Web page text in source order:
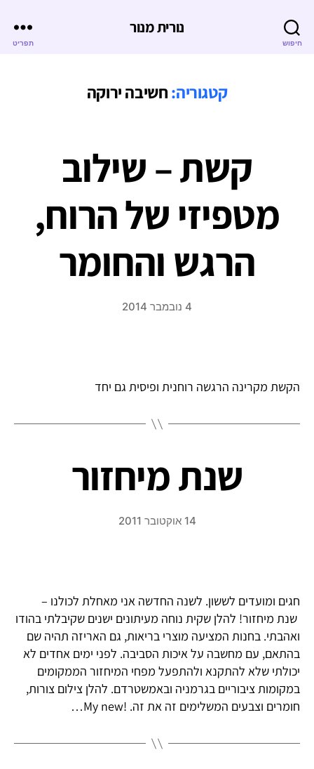
חיפוש
נורית מנור
תפריט
קטגוריה:חשיבה ירוקה
קשת – שילוב
מטפיזי של הרוח,
הרגש והחומר
4 נובמבר 2014
הקשת מקרינה הרגשה רוחנית ופיסית גם יחד
שנת מיחזור
14 אוקטובר 2011
חגים ומועדים לששון. לשנה החדשה אני מאחלת לכולנו –
שנת מיחזור! להלן שקית נוחה מעיתונים ישנים שקיבלתי בהודו
ואהבתי. בחנות המציעה מוצרי בריאות, גם האריזה תהיה שם
בהתאם, עם מחשבה על איכות הסביבה. לפני ימים אחדים לא
יכולתי שלא להתקנא ולהתפעל מפחי המיחזור הממקומים
במקומות ציבוריים בגרמניה ובאמשטרדם. להלן צילום צורות,
חומרים וצבעים המשלימים זה את זה. !My new…